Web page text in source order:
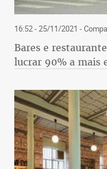
16:52 - 25/11/2021 -
Bares e
lucrar 90% a mais